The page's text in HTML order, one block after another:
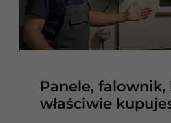
Panele,
właściwie